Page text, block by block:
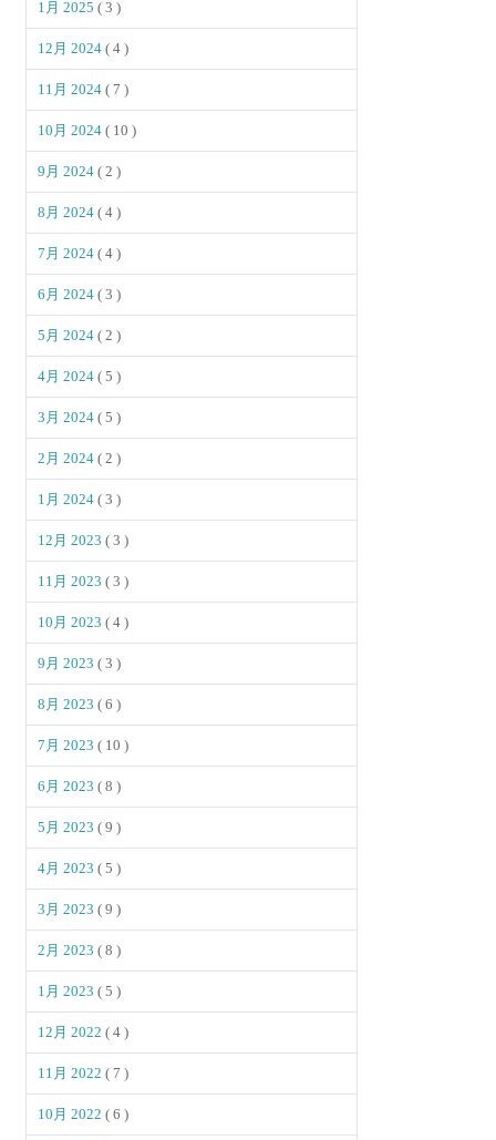
1月 2025( 3 )
12月 2024( 4 )
11月 2024( 7 )
10月 2024( 10 )
9月 2024( 2 )
8月 2024( 4 )
7月 2024( 4 )
6月 2024( 3 )
5月 2024( 2 )
4月 2024( 5 )
3月 2024( 5 )
2月 2024( 2 )
1月 2024( 3 )
12月 2023( 3 )
11月 2023( 3 )
10月 2023( 4 )
9月 2023( 3 )
8月 2023( 6 )
7月 2023( 10 )
6月 2023( 8 )
5月 2023( 9 )
4月 2023( 5 )
3月 2023( 9 )
2月 2023( 8 )
1月 2023( 5 )
12月 2022( 4 )
11月 2022( 7 )
10月 2022( 6 )